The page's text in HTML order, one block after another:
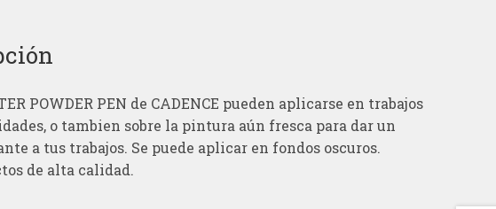
POWDER PEN de CADENCE pueden aplicarse en trabajos
o tambien sobre la pintura aún fresca para dar un
a tus trabajos. Se puede aplicar en fondos oscuros.
de alta calidad.